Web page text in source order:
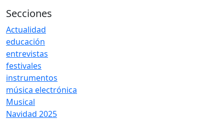
Secciones
Actualidad
educación
entrevistas
festivales
instrumentos
música electrónica
Musical
Navidad 2025